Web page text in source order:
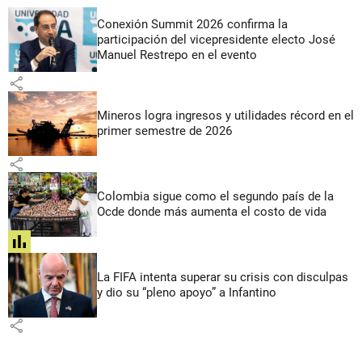
Conexión Summit 2026 confirma la
participación del vicepresidente electo José
Manuel Restrepo en el evento
share
Mineros logra ingresos y utilidades récord en el
primer semestre de 2026
share
Colombia sigue como el segundo país de la
Ocde donde más aumenta el costo de vida
share
La FIFA intenta superar su crisis con disculpas
y dio su “pleno apoyo” a Infantino
share